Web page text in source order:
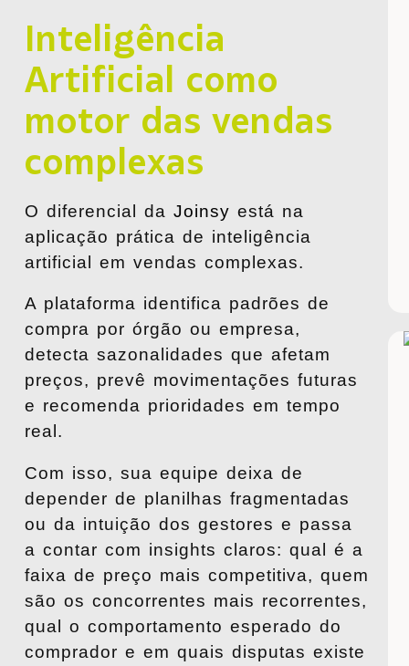
Inteligência
Artificial como
motor das vendas
complexas
O diferencial da Joinsy está na
aplicação prática de inteligência
artificial em vendas complexas.
A plataforma identifica padrões de
compra por órgão ou empresa,
detecta sazonalidades que afetam
preços, prevê movimentações futuras
e recomenda prioridades em tempo
real.
Com isso, sua equipe deixa de
depender de planilhas fragmentadas
ou da intuição dos gestores e passa
a contar com insights claros: qual é a
faixa de preço mais competitiva, quem
são os concorrentes mais recorrentes,
qual o comportamento esperado do
comprador e em quais disputas existe